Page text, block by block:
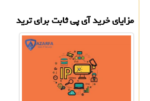
مزایای خرید آی پی ثابت برای ترید